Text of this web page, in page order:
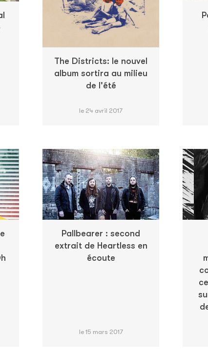
The Districts: le nouvel
album sortira au milieu
de l'été
le 24 avril 2017
Pallbearer : second
extrait de Heartless en
écoute
le 15 mars 2017